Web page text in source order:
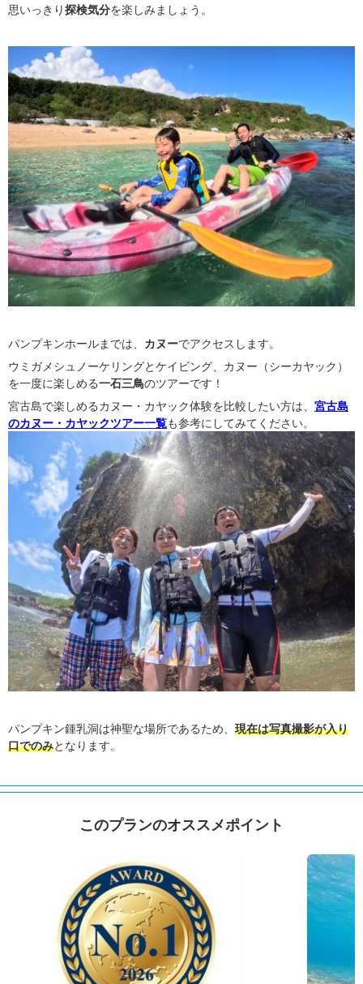
思いっきり探検気分を楽しみましょう。
パンプキンホールまでは、 カヌーでアクセスします。
ウミガメシュノーケリングとケイビング、カヌー（シーカヤック）
を一度に楽しめる一石三鳥のツアーです！
宮古島で楽しめるカヌー・カヤック体験を比較したい方は、 宮古島
のカヌー・カヤックツアー一覧も参考にしてみてください。
パンプキン鍾乳洞は神聖な場所であるため、 現在は写真撮影が入り
口でのみとなります。
このプランのオススメポイント